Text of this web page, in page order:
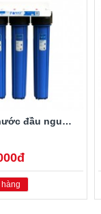
Bộ lọc nước đầu nguồn FAMY BC0320
hàng